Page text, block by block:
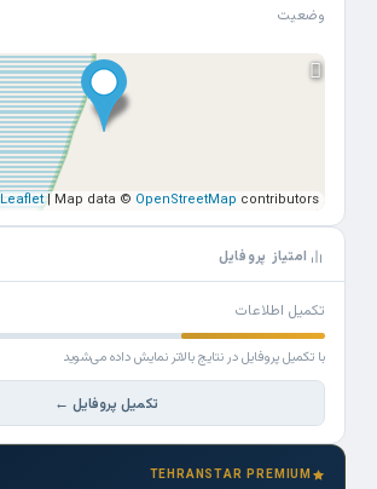
وضعیت
Leaflet| Map data © OpenStreetMap contributors
امتیاز پروفایل
تکمیل اطلاعات
با تکمیل پروفایل در نتایج بالاتر نمایش داده می‌شوید
تکمیل پروفایل ←
TEHRANSTAR PREMIUM